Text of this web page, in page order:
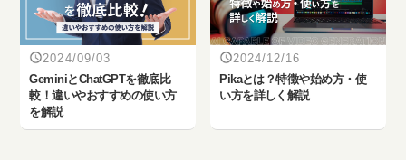
2024/09/03
‎GeminiとChatGPTを徹底比
較！違いやおすすめの使い方
を解説
2024/12/16
Pikaとは？特徴や始め方・使
い方を詳しく解説